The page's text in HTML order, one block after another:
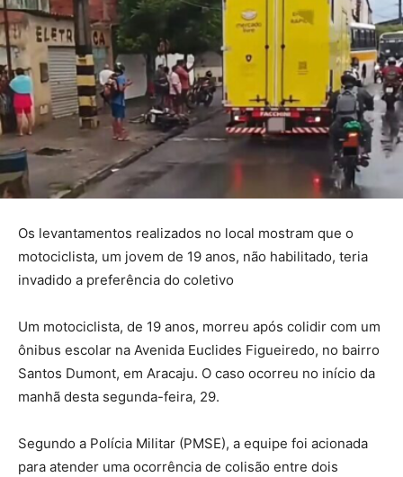
Os levantamentos realizados no local mostram que o
motociclista, um jovem de 19 anos, não habilitado, teria
invadido a preferência do coletivo
Um motociclista, de 19 anos, morreu após colidir com um
ônibus escolar na Avenida Euclides Figueiredo, no bairro
Santos Dumont, em Aracaju. O caso ocorreu no início da
manhã desta segunda-feira, 29.
Segundo a Polícia Militar (PMSE), a equipe foi acionada
para atender uma ocorrência de colisão entre dois